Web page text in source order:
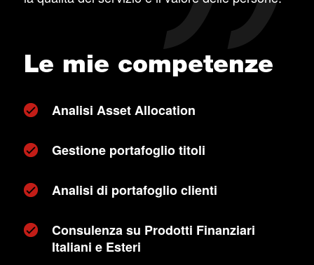
Le mie competenze
Analisi Asset Allocation
Gestione portafoglio titoli
Analisi di portafoglio clienti
Consulenza su Prodotti Finanziari
Italiani e Esteri